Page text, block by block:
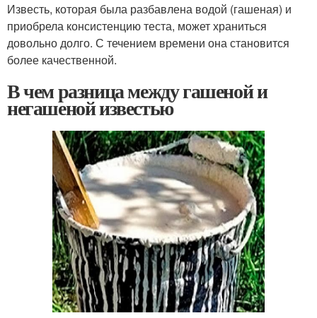
Известь, которая была разбавлена водой (гашеная) и
приобрела консистенцию теста, может храниться
довольно долго. С течением времени она становится
более качественной.
В чем разница между гашеной и
негашеной известью